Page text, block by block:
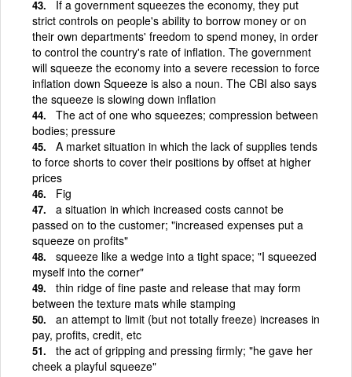
If a government squeezes the economy, they put
strict controls on people's ability to borrow money or on
their own departments' freedom to spend money, in order
to control the country's rate of inflation. The government
will squeeze the economy into a severe recession to force
inflation down Squeeze is also a noun. The CBI also says
the squeeze is slowing down inflation
The act of one who squeezes; compression between
bodies; pressure
A market situation in which the lack of supplies tends
to force shorts to cover their positions by offset at higher
prices
Fig
a situation in which increased costs cannot be
passed on to the customer; "increased expenses put a
squeeze on profits"
squeeze like a wedge into a tight space; "I squeezed
myself into the corner"
thin ridge of fine paste and release that may form
between the texture mats while stamping
an attempt to limit (but not totally freeze) increases in
pay, profits, credit, etc
the act of gripping and pressing firmly; "he gave her
cheek a playful squeeze"